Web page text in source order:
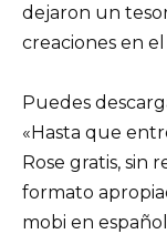
dejaron un
creaciones en el
Puedes
«Hasta que
Rose gratis, sin
formato
mobi en